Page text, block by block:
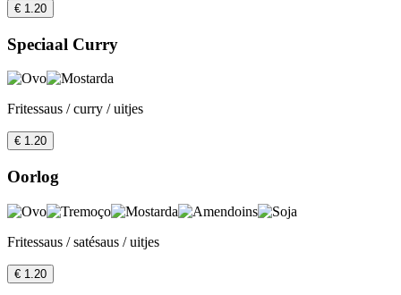
€ 1.20
Speciaal Curry
Fritessaus / curry / uitjes
€ 1.20
Oorlog
Fritessaus / satésaus / uitjes
€ 1.20